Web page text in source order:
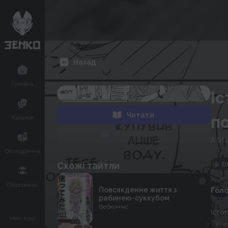
Головна
Каталог
Оголошення
Персонажі
Міні-Ігри
Назад
Читати
Схожі тайтли
Повсякденне життя з
рабинею-суккубом
Вебкомікс
A
Теги